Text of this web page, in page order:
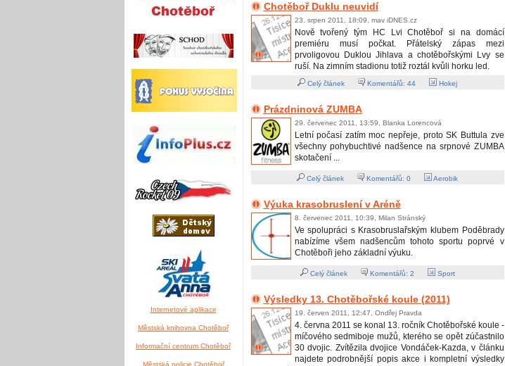
Internetové aplikace
Městská knihovna Chotěboř
Informační centrum Chotěboř
Městská policie Chotěboř
Chotěboř Duklu neuvidí
23. srpen 2011, 18:09, mav iDNES.cz
Nově tvořený tým HC Lvi Chotěboř si na domácí
premiéru musí počkat. Přátelský zápas mezi
prvoligovou Duklou Jihlava a chotěbořskými Lvy se
ruší. Na zimním stadionu totiž roztál kvůli horku led.
Celý článek Komentářů: 44 Hokej
Prázdninová ZUMBA
29. červenec 2011, 13:59, Blanka Lorencová
Letní počasí zatím moc nepřeje, proto SK Buttula zve
všechny pohybuchtivé nadšence na srpnové ZUMBA
skotačení ...
Celý článek Komentářů: 0 Aerobik
Výuka krasobruslení v Aréně
8. červenec 2011, 10:39, Milan Stránský
Ve spolupráci s Krasobruslařským klubem Poděbrady
nabízíme všem nadšencům tohoto sportu poprvé v
Chotěboři jeho základní výuku.
Celý článek Komentářů: 2 Sport
Výsledky 13. Chotěbořské koule (2011)
19. červen 2011, 12:47, Ondřej Pravda
4. června 2011 se konal 13. ročník Chotěbořské koule -
míčového sedmiboje mužů, kterého se opět zúčastnilo
30 dvojic. Zvítězila dvojice Vondáček-Kazda, v článku
najdete podrobnější popis akce i kompletní výsledky